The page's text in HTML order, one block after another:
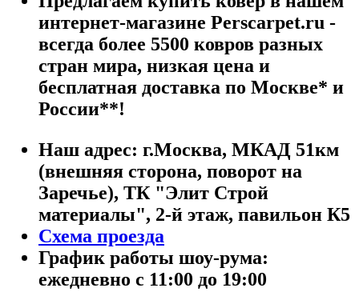
интернет-магазине Perscarpet.ru -
всегда более 5500 ковров разных
стран мира, низкая цена и
бесплатная доставка по Москве* и
России**!
Наш адрес: г.Москва, МКАД 51км
(внешняя сторона, поворот на
Заречье), ТК "Элит Строй
материалы", 2-й этаж, павильон К5
Схема проезда
График работы шоу-рума:
ежедневно с 11:00 до 19:00